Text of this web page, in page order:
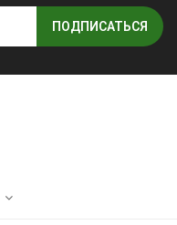
ПОДПИСАТЬСЯ